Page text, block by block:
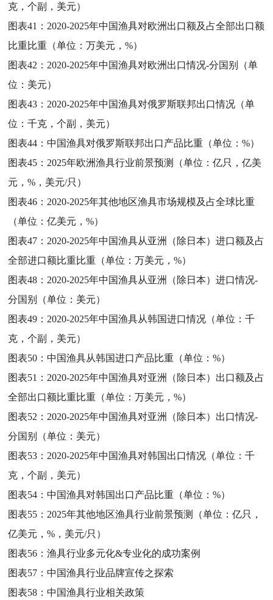
克，个副，美元）
图表41： 2020-2025年中国渔具对欧洲出口额及占全部出口额
比重比重（单位：万美元，%）
图表42： 2020-2025年中国渔具对欧洲出口情况-分国别（单
位：美元）
图表43： 2020-2025年中国渔具对俄罗斯联邦出口情况（单
位：千克，个副，美元）
图表44：中国渔具对俄罗斯联邦出口产品比重（单位：%）
图表45： 2025年欧洲渔具行业前景预测（单位：亿只，亿美
元，%，美元/只）
图表46： 2020-2025年其他地区渔具市场规模及占全球比重
（单位：亿美元，%）
图表47： 2020-2025年中国渔具从亚洲（除日本）进口额及占
全部进口额比重比重（单位：万美元，%）
图表48： 2020-2025年中国渔具从亚洲（除日本）进口情况-
分国别（单位：美元）
图表49： 2020-2025年中国渔具从韩国进口情况（单位：千
克，个副，美元）
图表50：中国渔具从韩国进口产品比重（单位：%）
图表51： 2020-2025年中国渔具对亚洲（除日本）出口额及占
全部出口额比重比重（单位：万美元，%）
图表52： 2020-2025年中国渔具对亚洲（除日本）出口情况-
分国别（单位：美元）
图表53： 2020-2025年中国渔具对韩国出口情况（单位：千
克，个副，美元）
图表54：中国渔具对韩国出口产品比重（单位：%）
图表55： 2025年其他地区渔具行业前景预测（单位：亿只，
亿美元，%，美元/只）
图表56：渔具行业多元化&专业化的成功案例
图表57：中国渔具行业品牌宣传之探索
图表58：中国渔具行业相关政策